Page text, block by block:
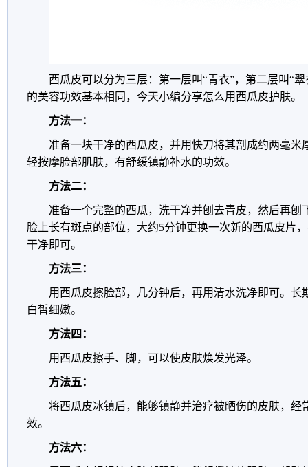
西瓜皮可以分为三层：第一层叫“青衣”，第二层叫“
的美容功效基本相同，今天小编分享怎么用西瓜皮护肤。
方法一：
准备一块干净的西瓜皮，并用快刀将其剖成约两毫米
轻按摩脸部肌肤，有舒缓镇静补水的功效。
方法二：
准备一个完整的西瓜，洗干净并刨去青皮，然后再刨
脸上长有斑点的部位，大约5分钟更换一次新的西瓜皮片
干净即可。
方法三：
用西瓜皮擦脸部，几分钟后，再用清水洗净即可。长
白皙细嫩。
方法四：
用西瓜皮擦手、脚，可以使皮肤焕发光泽。
方法五：
将西瓜皮冰镇后，能够镇静并治疗被晒伤的皮肤，经
效。
方法六：